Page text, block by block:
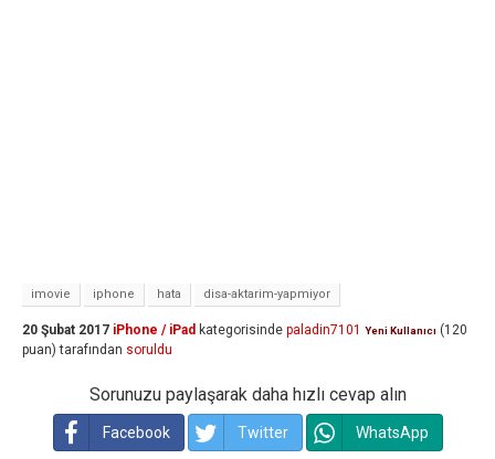
imovie iphone hata disa-aktarim-yapmiyor
20 Şubat 2017 iPhone / iPad kategorisinde paladin7101 Yeni Kullanıcı (120
puan) tarafından soruldu
Sorunuzu paylaşarak daha hızlı cevap alın
Facebook Twitter WhatsApp